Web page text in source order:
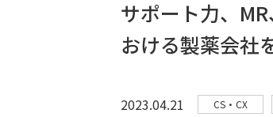
サポート力、
おける製薬会社
2023.04.21 CS・CX